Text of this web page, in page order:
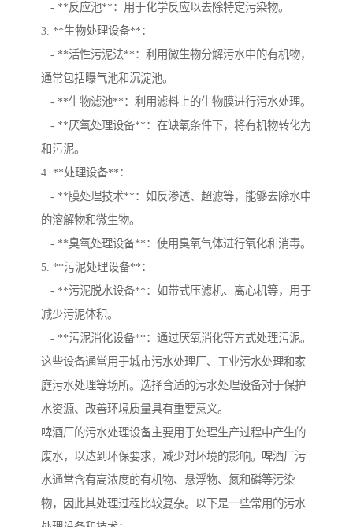
- **反应池**：用于化学反应以去除特定污染物。
3. **生物处理设备**：
- **活性污泥法**：利用微生物分解污水中的有机物，
通常包括曝气池和沉淀池。
- **生物滤池**：利用滤料上的生物膜进行污水处理。
- **厌氧处理设备**：在缺氧条件下，将有机物转化为
和污泥。
4. **处理设备**：
- **膜处理技术**：如反渗透、超滤等，能够去除水中
的溶解物和微生物。
- **臭氧处理设备**：使用臭氧气体进行氧化和消毒。
5. **污泥处理设备**：
- **污泥脱水设备**：如带式压滤机、离心机等，用于
减少污泥体积。
- **污泥消化设备**：通过厌氧消化等方式处理污泥。
这些设备通常用于城市污水处理厂、工业污水处理和家
庭污水处理等场所。选择合适的污水处理设备对于保护
水资源、改善环境质量具有重要意义。
啤酒厂的污水处理设备主要用于处理生产过程中产生的
废水，以达到环保要求，减少对环境的影响。啤酒厂污
水通常含有高浓度的有机物、悬浮物、氮和磷等污染
物，因此其处理过程比较复杂。以下是一些常用的污水